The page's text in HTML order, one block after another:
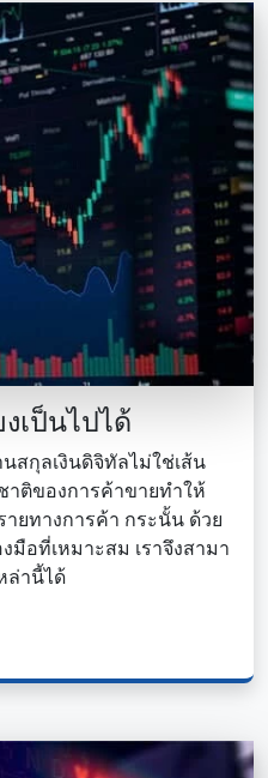
เป็นไปได้
สกุลเงินดิจิทัลไม่ใช่เส้น
ติของการค้าขายทําให้
ยทางการค้า กระนั้น ด้วย
อที่เหมาะสม เราจึงสามา
ล่านี้ได้